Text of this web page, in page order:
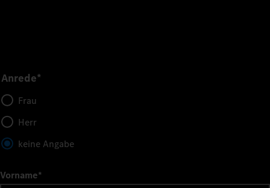
Anrede*
Frau
Herr
keine Angabe
Vorname*